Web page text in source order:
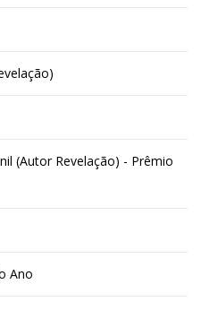
(Autor Revelação) - Prêmio
Ano